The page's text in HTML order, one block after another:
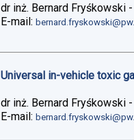
dr inż. Bernard Fryśkowski -
E-mail:
Universal in-vehicle toxic
dr inż. Bernard Fryśkowski -
E-mail: